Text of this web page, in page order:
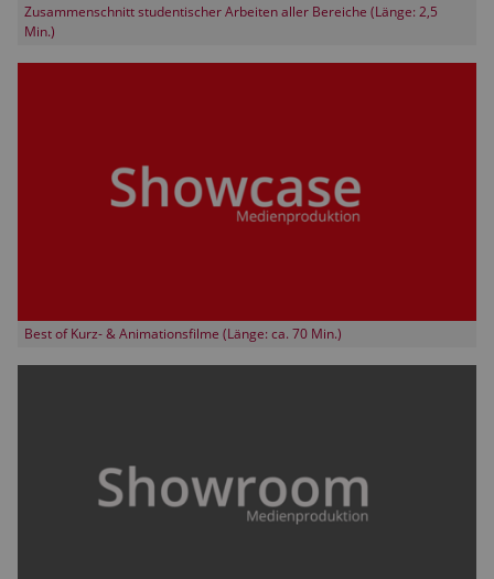
Zusammenschnitt studentischer Arbeiten aller Bereiche (Länge: 2,5
Min.)
Best of Kurz- & Animationsfilme (Länge: ca. 70 Min.)